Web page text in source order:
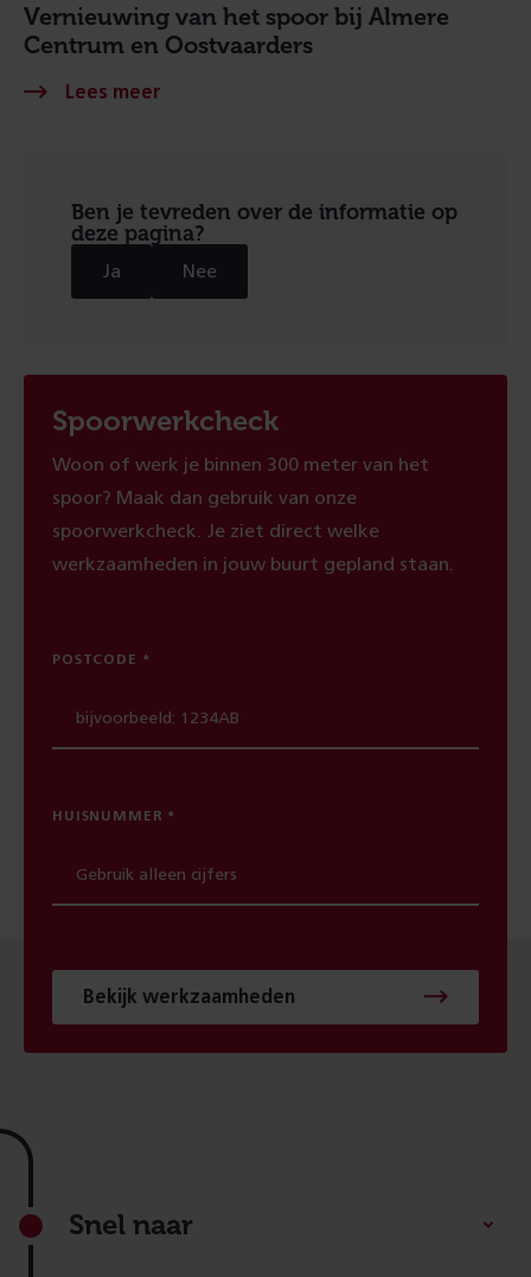
Vernieuwing van het spoor bij Almere
Centrum en Oostvaarders
Ben je tevreden over de informatie op
deze pagina?
Ja Nee
Spoorwerkcheck
Woon of werk je binnen 300 meter van het
spoor? Maak dan gebruik van onze
spoorwerkcheck. Je ziet direct welke
werkzaamheden in jouw buurt gepland staan.
POSTCODE
HUISNUMMER
Bekijk werkzaamheden
Footer
Snel naar